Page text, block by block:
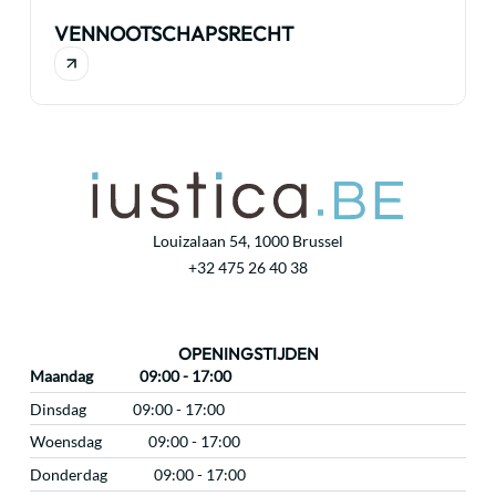
VENNOOTSCHAPSRECHT
Louizalaan 54, 1000 Brussel
+32 475 26 40 38
OPENINGSTIJDEN
Maandag
09:00 - 17:00
Dinsdag
09:00 - 17:00
Woensdag
09:00 - 17:00
Donderdag
09:00 - 17:00